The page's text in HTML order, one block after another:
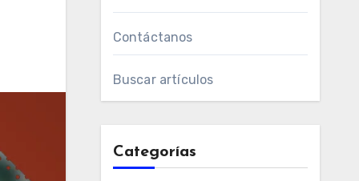
Contáctanos
Buscar artículos
Categorías